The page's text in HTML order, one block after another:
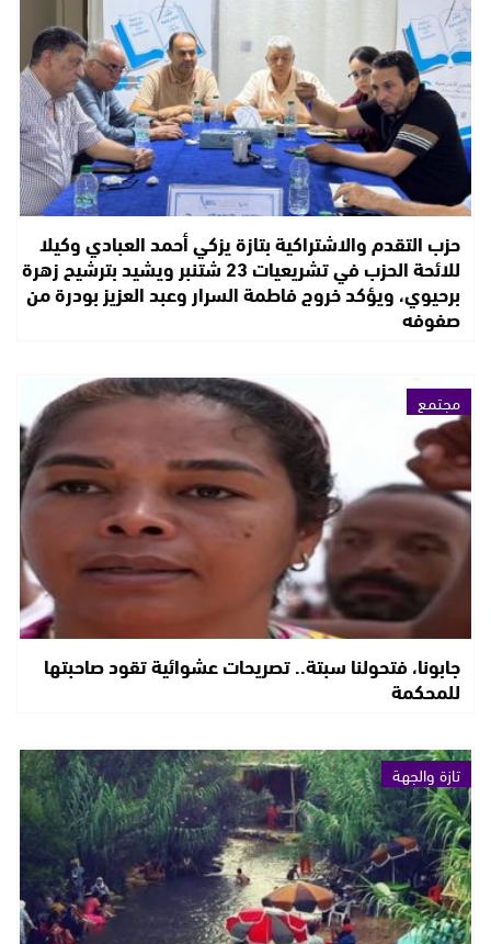
حزب التقدم والاشتراكية بتازة يزكي أحمد العبادي وكيلا
للائحة الحزب في تشريعيات 23 شتنبر ويشيد بترشيح زهرة
برحيوي، ويؤكد خروج فاطمة السرار وعبد العزيز بودرة من
صفوفه
مجتمع
جابونا، فتحولنا سبتة.. تصريحات عشوائية تقود صاحبتها
للمحكمة
تازة والجهة